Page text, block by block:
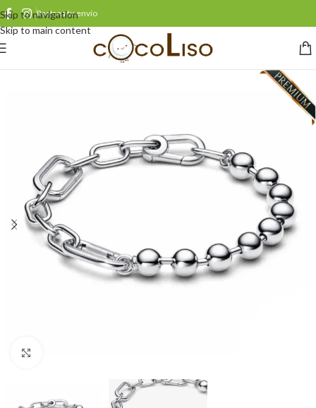
Skip to navigation
Skip to main content
Rastrea tu envío